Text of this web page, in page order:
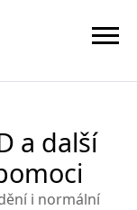
a další
i normální